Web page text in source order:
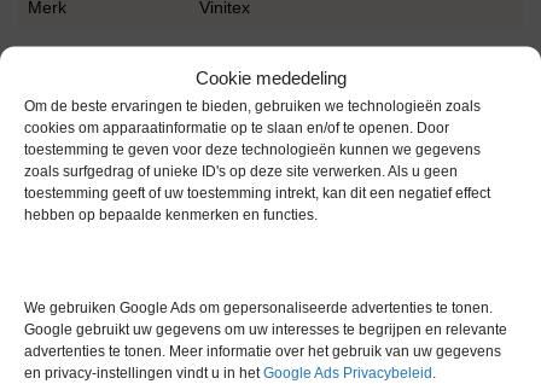
Cookie mededeling
Om de beste ervaringen te bieden, gebruiken we technologieën zoals
cookies om apparaatinformatie op te slaan en/of te openen. Door
toestemming te geven voor deze technologieën kunnen we gegevens
zoals surfgedrag of unieke ID's op deze site verwerken. Als u geen
toestemming geeft of uw toestemming intrekt, kan dit een negatief effect
hebben op bepaalde kenmerken en functies.
We gebruiken Google Ads om gepersonaliseerde advertenties te tonen.
Google gebruikt uw gegevens om uw interesses te begrijpen en relevante
advertenties te tonen. Meer informatie over het gebruik van uw gegevens
en privacy-instellingen vindt u in hetGoogle Ads Privacybeleid .
Merk Vinitex
Gerelateerde producten